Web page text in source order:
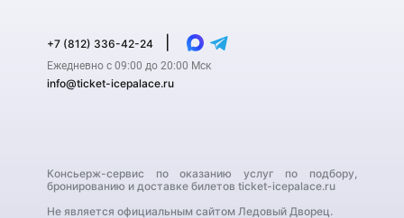
+7 (812) 336-42-24
Ежедневно с 09:00 до 20:00 Мск
info@ticket-icepalace.ru
Консьерж-сервис по оказанию услуг по подбору,
бронированию и доставке билетов ticket-icepalace.ru
Не является официальным сайтом Ледовый Дворец.